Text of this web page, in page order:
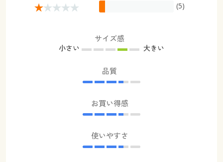
よくある質問とお問い合わせ
(5)
サイズ感
小さい 大きい
品質
お買い得感
使いやすさ